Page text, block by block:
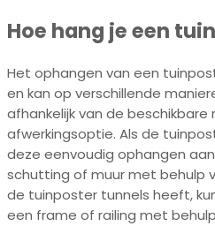
Hoe hang je een
Het ophangen van een
en kan op verschillende
afhankelijk van de
afwerkingsoptie. Als de
deze eenvoudig ophangen
schutting of muur met behulp
de tuinposter tunnels heeft,
een frame of railing met